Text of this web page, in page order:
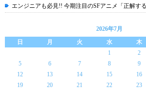
エンジニアも必見!! 今期注目のSFアニメ「正解する
2026年7月
日
月 火 水 木
1
2
5
6 7 8 9
12
13 14 15 16
19
20 21 22 23